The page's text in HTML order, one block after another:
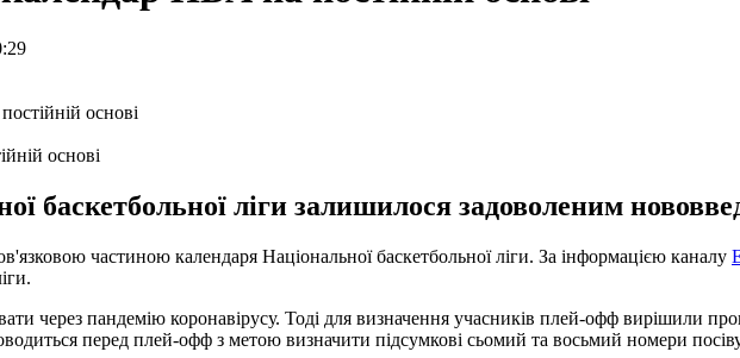
основі
баскетбольної ліги залишилося задоволеним
частиною календаря Національної баскетбольної ліги. За інформацією каналу
через пандемію коронавірусу. Тоді для визначення учасників плей-офф вирішили
перед плей-офф з метою визначити підсумкові сьомий та восьмий номери